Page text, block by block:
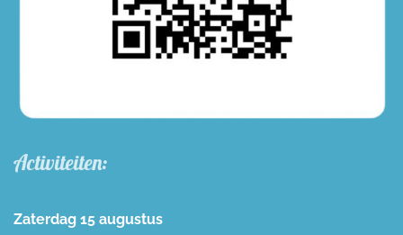
Activiteiten:
Zaterdag 15 augustus